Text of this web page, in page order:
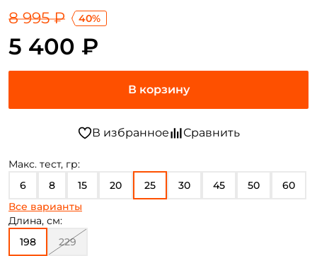
Макс. тест, гр:
6
8 15 20 25 30 45 50 60
70 80
Все варианты
Длина, см:
198
229
5 400 ₽
8 995 ₽ 40%